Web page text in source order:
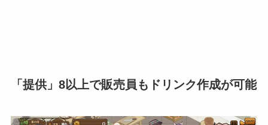
「提供」8以上で販売員もドリンク作成が可能